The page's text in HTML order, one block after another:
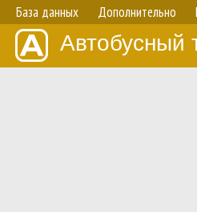
База данных Дополнительно
Автобусный